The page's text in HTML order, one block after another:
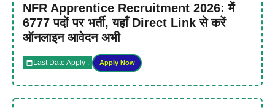
NFR Apprentice Recruitment 2026: में
6777 पदों पर भर्ती, यहाँ Direct Link से करें
ऑनलाइन आवेदन अभी
Last Date Apply : Apply Now